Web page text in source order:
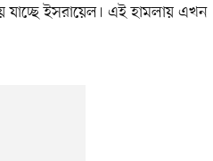
যাচ্ছে ইসরায়েল। এই হামলায় এখন